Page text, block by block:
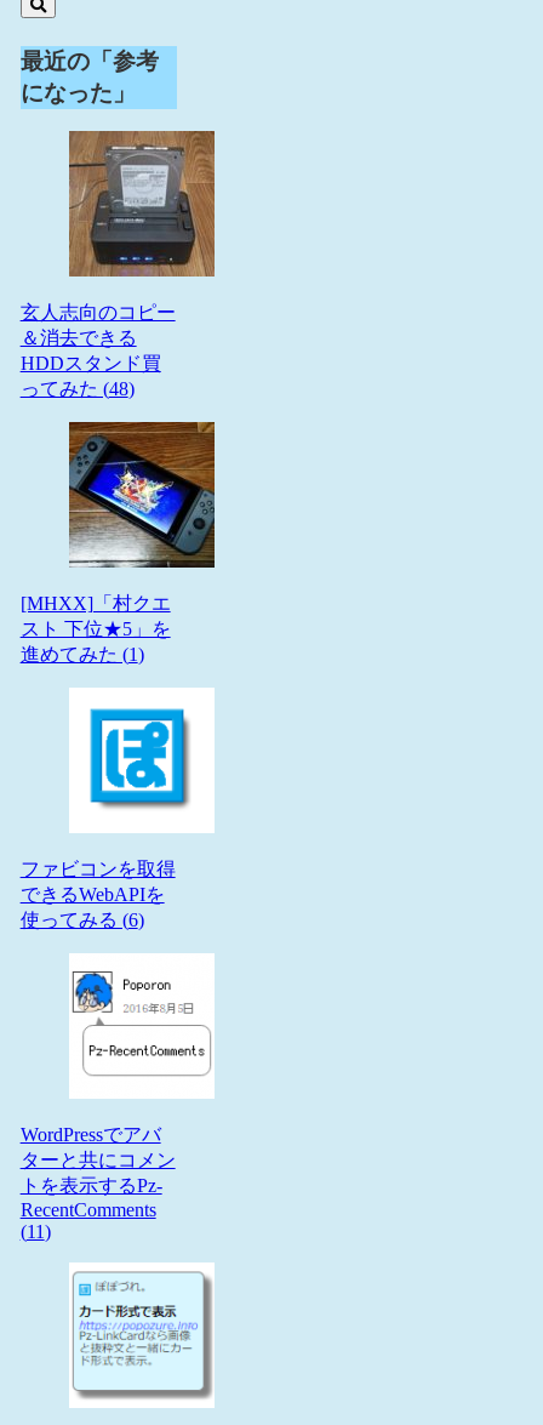
最近の「参考
になった」
玄人志向のコピー
＆消去できる
HDDスタンド買
ってみた (48)
[MHXX]「村クエ
スト 下位★5」を
進めてみた (1)
ファビコンを取得
できるWebAPIを
使ってみる (6)
WordPressでアバ
ターと共にコメン
トを表示するPz-
RecentComments
(11)